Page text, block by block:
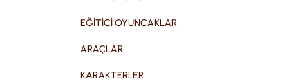
EĞİTİCİ OYUNCAKLAR
ARAÇLAR
KARAKTERLER